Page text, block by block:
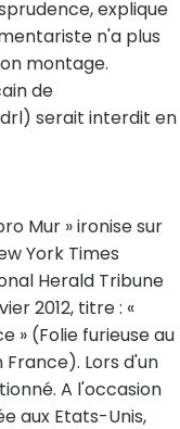
explique
n'a plus
montage.
de
serait interdit en
Mur » ironise sur
York Times
Herald Tribune
2012, titre : «
» (Folie furieuse au
Lors d'un
A l'occasion
aux Etats-Unis,